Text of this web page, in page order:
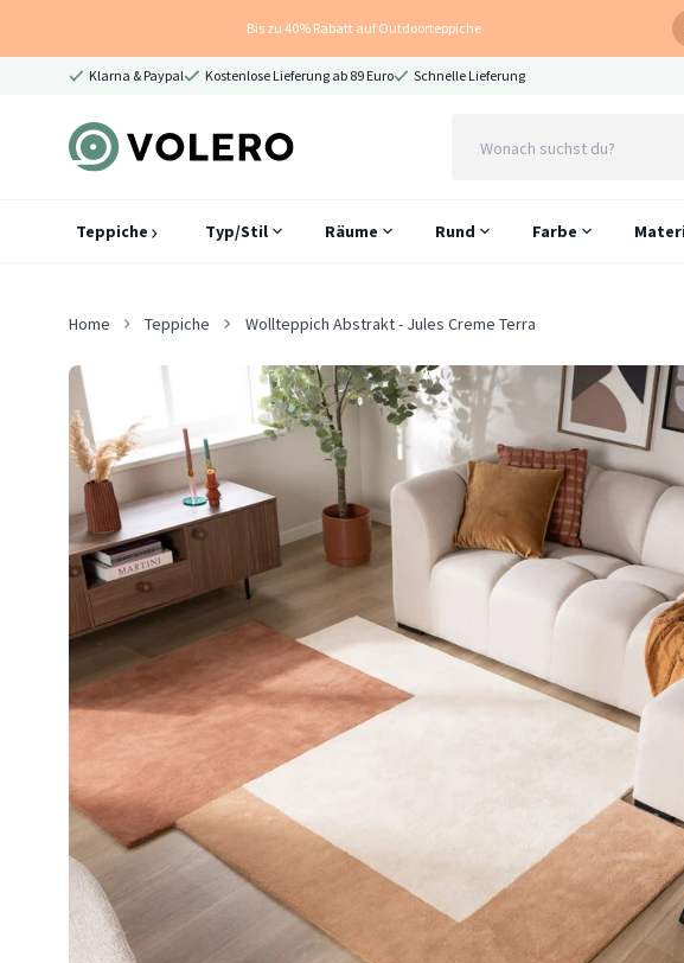
Bis zu 40% Rabatt auf Outdoorteppiche
Klarna & Paypal Kostenlose Lieferung ab 89 Euro Schnelle Lieferung
Teppiche Typ/Stil Räume Rund Farbe
Home Teppiche Wollteppich Abstrakt - Jules Creme Terra